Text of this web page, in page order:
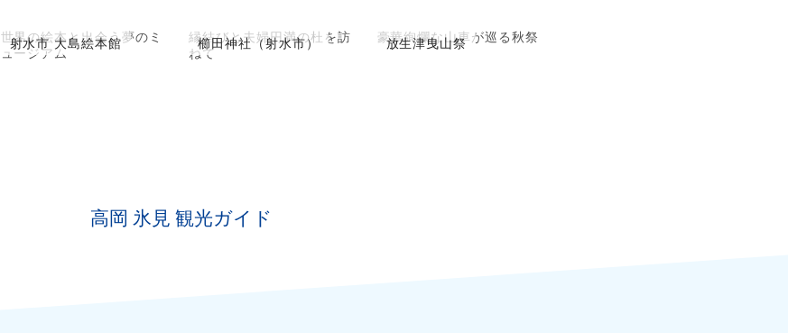
射水市 大島絵本館
世界の絵本と出会う夢のミ
ュージアム
櫛田神社（射水市）
縁結びと夫婦円満の杜を訪
ねて
放生津曳山祭
豪華絢爛な山車が巡る秋祭
高岡 氷見 観光ガイド